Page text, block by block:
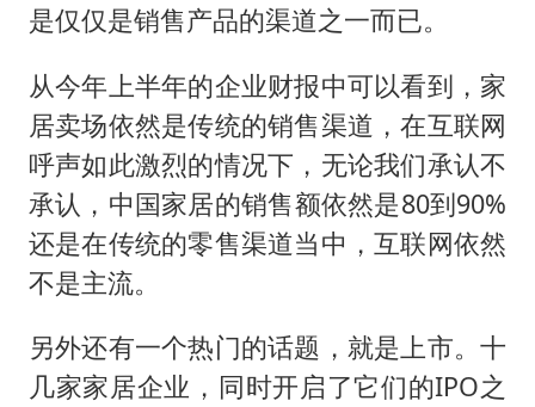
是仅仅是销售产品的渠道之一而已。
从今年上半年的企业财报中可以看到，家
居卖场依然是传统的销售渠道，在互联网
呼声如此激烈的情况下，无论我们承认不
承认，中国家居的销售额依然是80到90%
还是在传统的零售渠道当中，互联网依然
不是主流。
另外还有一个热门的话题，就是上市。十
几家家居企业，同时开启了它们的IPO之